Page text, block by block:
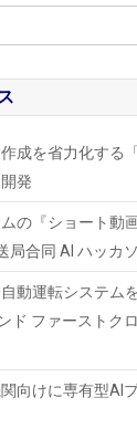
成を省力化する
発
の『ショート動
局合同 AI ハッカ
動運転システム
ド ファーストク
向けに専有型AI